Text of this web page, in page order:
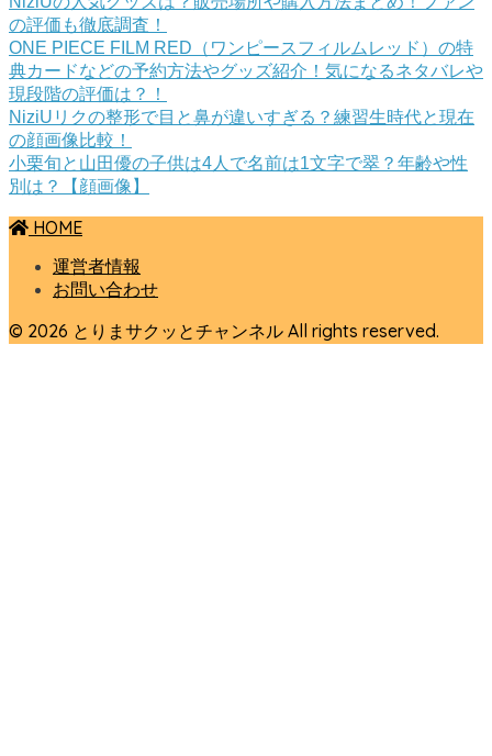
の評価も徹底調査！
ONE PIECE FILM RED（ワンピースフィルムレッド）の特
典カードなどの予約方法やグッズ紹介！気になるネタバレや
現段階の評価は？！
NiziUリクの整形で目と鼻が違いすぎる？練習生時代と現在
の顔画像比較！
小栗旬と山田優の子供は4人で名前は1文字で翠？年齢や性
別は？【顔画像】
HOME
運営者情報
お問い合わせ
© 2026 とりまサクッとチャンネル All rights reserved.